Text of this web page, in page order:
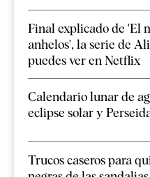
Final explicado de 'El
anhelos', la serie de
puedes ver en Netflix
Calendario lunar de
eclipse solar y
Trucos caseros para